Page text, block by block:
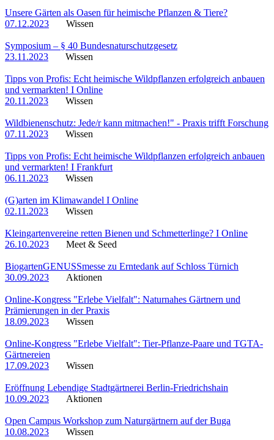
Unsere Gärten als Oasen für heimische Pflanzen & Tiere?
07.12.2023
Wissen
Symposium – § 40 Bundesnaturschutzgesetz
23.11.2023
Wissen
Tipps von Profis: Echt heimische Wildpflanzen erfolgreich anbauen
und vermarkten! I Online
20.11.2023
Wissen
Wildbienenschutz: Jede/r kann mitmachen!" - Praxis trifft Forschung
07.11.2023
Wissen
Tipps von Profis: Echt heimische Wildpflanzen erfolgreich anbauen
und vermarkten! I Frankfurt
06.11.2023
Wissen
(G)arten im Klimawandel I Online
02.11.2023
Wissen
Kleingartenvereine retten Bienen und Schmetterlinge? I Online
26.10.2023
Meet & Seed
BiogartenGENUSSmesse zu Erntedank auf Schloss Türnich
30.09.2023
Aktionen
Online-Kongress "Erlebe Vielfalt": Naturnahes Gärtnern und
Prämierungen in der Praxis
18.09.2023
Wissen
Online-Kongress "Erlebe Vielfalt": Tier-Pflanze-Paare und TGTA-
Gärtnereien
17.09.2023
Wissen
Eröffnung Lebendige Stadtgärtnerei Berlin-Friedrichshain
10.09.2023
Aktionen
Open Campus Workshop zum Naturgärtnern auf der Buga
10.08.2023
Wissen